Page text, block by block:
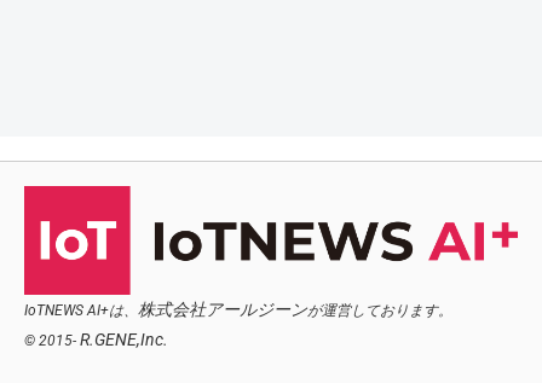
IoTNEWS AI+は、 株式会社アールジーンが運営しております。
© 2015- R.GENE,Inc.